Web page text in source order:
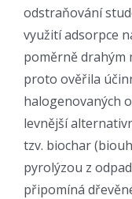
odstraňování
využití adsorpce
poměrně drahým
proto ověřila
halogenovaných
levnější
tzv. biochar
pyrolýzou z
připomíná